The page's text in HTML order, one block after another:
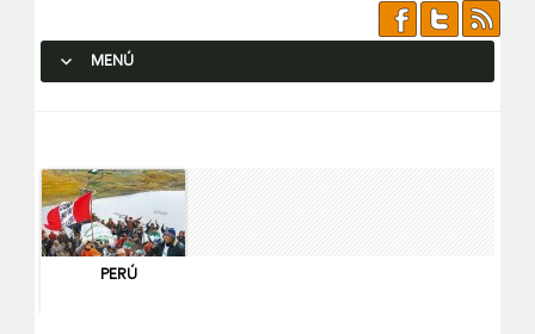
MENÚ
PERÚ